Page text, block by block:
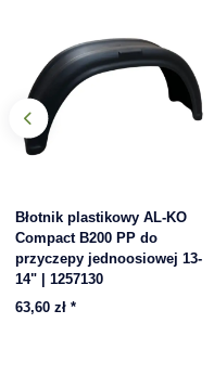
Błotnik plastikowy AL-KO
Compact B200 PP do
przyczepy jednoosiowej 13-
14" | 1257130
63,60 zł *